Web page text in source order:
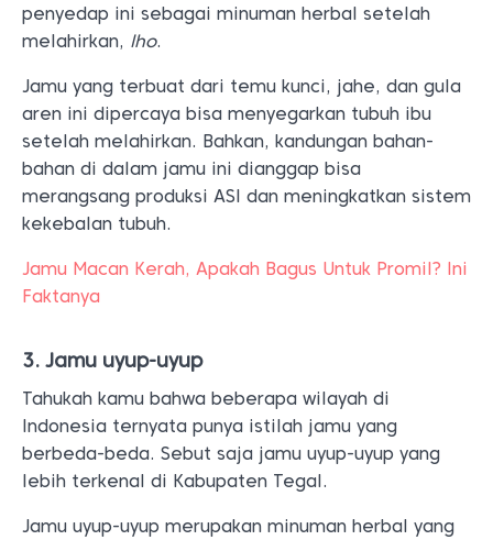
penyedap ini sebagai minuman herbal setelah
melahirkan, lho.
Jamu yang terbuat dari temu kunci, jahe, dan gula
aren ini dipercaya bisa menyegarkan tubuh ibu
setelah melahirkan. Bahkan, kandungan bahan-
bahan di dalam jamu ini dianggap bisa
merangsang produksi ASI dan meningkatkan sistem
kekebalan tubuh.
Jamu Macan Kerah, Apakah Bagus Untuk Promil? Ini
Faktanya
3. Jamu uyup-uyup
Tahukah kamu bahwa beberapa wilayah di
Indonesia ternyata punya istilah jamu yang
berbeda-beda. Sebut saja jamu uyup-uyup yang
lebih terkenal di Kabupaten Tegal.
Jamu uyup-uyup merupakan minuman herbal yang